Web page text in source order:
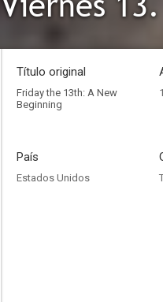
Título original
Friday the 13th: A New
Beginning
País
Estados Unidos